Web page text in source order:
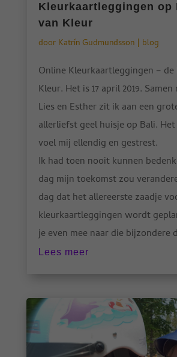
Kleurkaartleggingen op
van Kleur
door Katrín Gudmundsson| blog
Online Kleurkaartleggingen – de
Kleur. Het is 17 april 2019.
Lies en Esther zit ik aan een
allerliefst geel huisje op Bali. Het
voel mij ellendig en gestrest.
Ik had toen nooit kunnen
dag mijn toekomst zou
dag dat het allereerste zaadje
kleurkaartleggingen wordt
je even mee naar die bijzondere
Lees meer